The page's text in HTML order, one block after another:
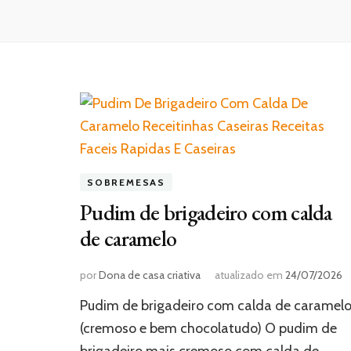
SOBREMESAS
Pudim de brigadeiro com calda
de caramelo
porDona de casa criativa atualizado em 24/07/2026
Pudim de brigadeiro com calda de caramelo
(cremoso e bem chocolatudo) O pudim de